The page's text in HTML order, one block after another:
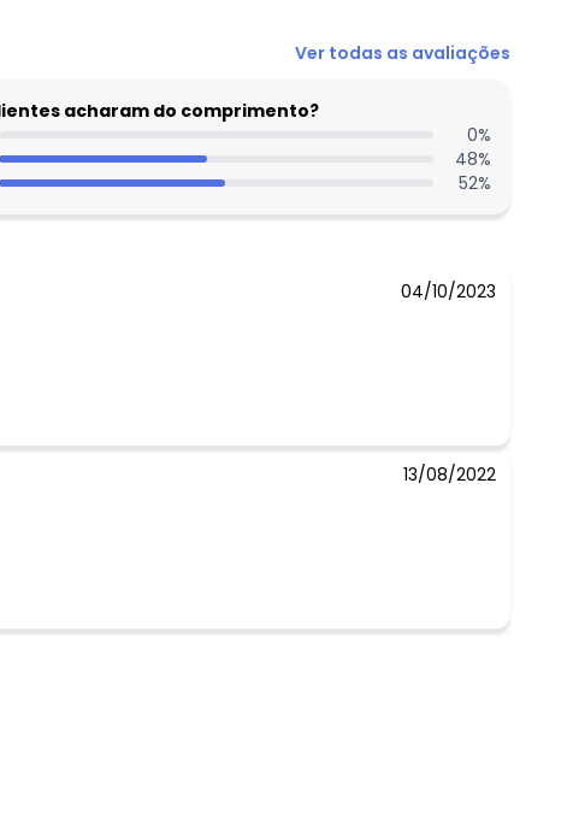
N/D*
N/D*
N/D*
N/D*
N/D*
Ver todas as avaliações
acharam do comprimento?
0%
48%
52%
04/10/2023
13/08/2022
concorda com a nossaPolítica de